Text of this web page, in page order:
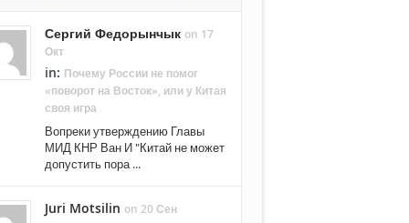
Сергий Федорынчык on 17
Окт
in: Почему России не помог
«поворот на Восток», или у Китая
своя игра
Вопреки утверждению Главы
МИД КНР Ван И "Китай не может
допустить пора ...
Juri Motsilin on 20 Сен